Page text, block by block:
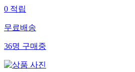
0적립
무료배송
36명구매중